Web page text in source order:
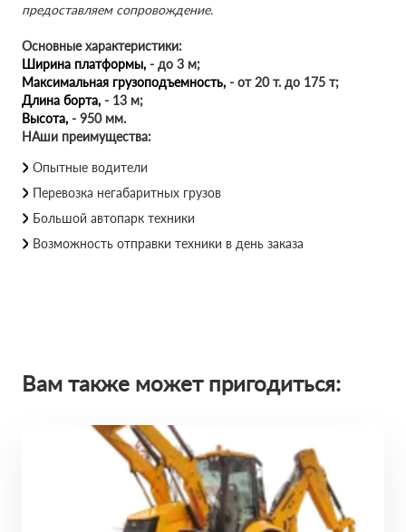
предоставляем сопровождение.
Основные характеристики:
Ширина платформы, - до 3 м;
Максимальная грузоподъемность, - от 20 т. до 175 т;
Длина борта, - 13 м;
Высота, - 950 мм.
НАши преимущества:
Опытные водители
Перевозка негабаритных грузов
Большой автопарк техники
Возможность отправки техники в день заказа
Вам также может пригодиться: